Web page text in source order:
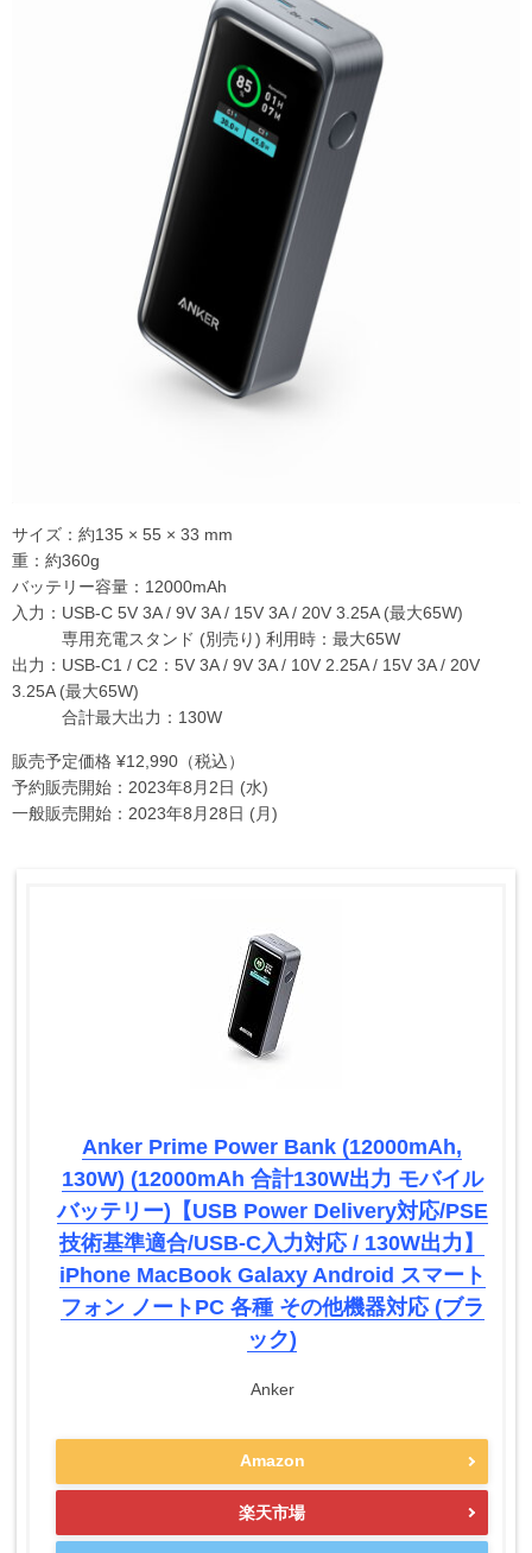
サイズ：約135 × 55 × 33 mm
重：約360g
バッテリー容量：12000mAh
入力：USB-C 5V 3A / 9V 3A / 15V 3A / 20V 3.25A (最大65W)
専用充電スタンド (別売り) 利用時：最大65W
出力：USB-C1 / C2：5V 3A / 9V 3A / 10V 2.25A / 15V 3A / 20V
3.25A (最大65W)
合計最大出力：130W
販売予定価格 ¥12,990（税込）
予約販売開始：2023年8月2日 (水)
一般販売開始：2023年8月28日 (月)
Anker Prime Power Bank (12000mAh,
130W) (12000mAh 合計130W出力 モバイル
バッテリー)【USB Power Delivery対応/PSE
技術基準適合/USB-C入力対応 / 130W出力】
iPhone MacBook Galaxy Android スマート
フォン ノートPC 各種 その他機器対応 (ブラ
ック)
Anker
Amazon
楽天市場